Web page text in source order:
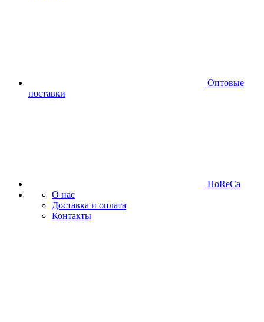
Оптовые
поставки
HoReCa
О нас
Доставка и оплата
Контакты